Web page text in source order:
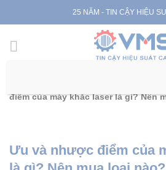
to
25 NĂM - TIN CẬY HIỆU
điểm của máy khắc laser là gì? Nên
Ưu và nhược điểm của